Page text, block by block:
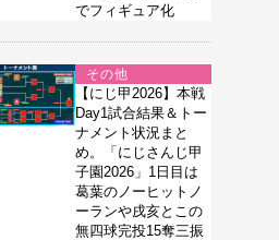
でフィギュア化
その他
【にじ甲2026】本戦
Day1試合結果＆トー
ナメント状況まと
め。「にじさんじ甲
子園2026」1日目は
葛葉のノーヒットノ
ーランや戌亥とこの
無四球完投15奪三振